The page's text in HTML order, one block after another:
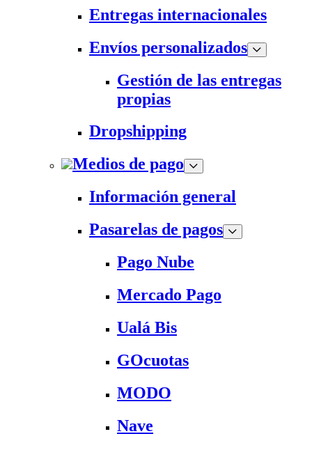
Entregas internacionales
Envíos personalizados
Gestión de las entregas
propias
Dropshipping
Medios de pago
Información general
Pasarelas de pagos
Pago Nube
Mercado Pago
Ualá Bis
GOcuotas
MODO
Nave